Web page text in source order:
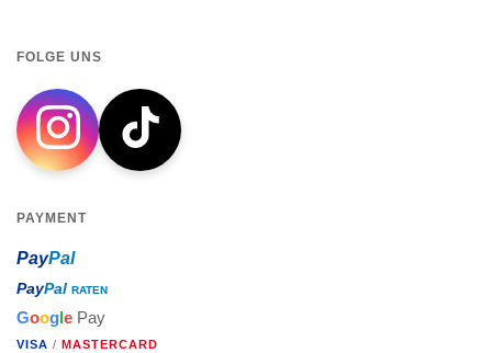
FOLGE UNS
PAYMENT
PayPal
PayPal RATEN
Google Pay
VISA / MASTERCARD